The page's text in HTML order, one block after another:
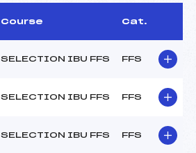
Course Cat.
SELECTION IBU FFS FFS
SELECTION IBU FFS FFS
SELECTION IBU FFS FFS